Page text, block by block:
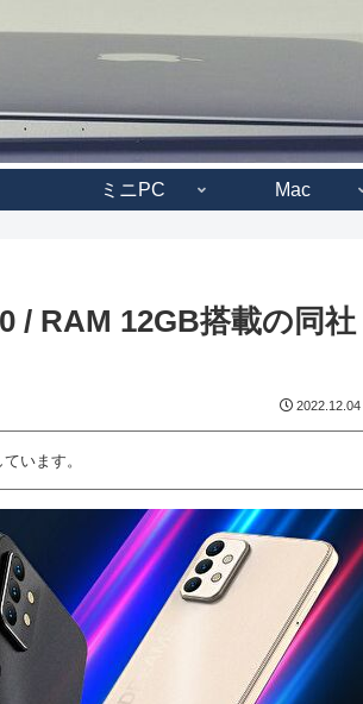
ミニPC Mac
/ RAM 12GB搭載の同社
2022.12.04
います。